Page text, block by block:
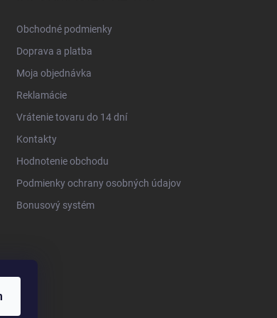
Obchodné podmienky
Doprava a platba
Moja objednávka
Reklamácie
Vrátenie tovaru do 14 dní
Kontakty
Hodnotenie obchodu
Podmienky ochrany osobných údajov
Bonusový systém